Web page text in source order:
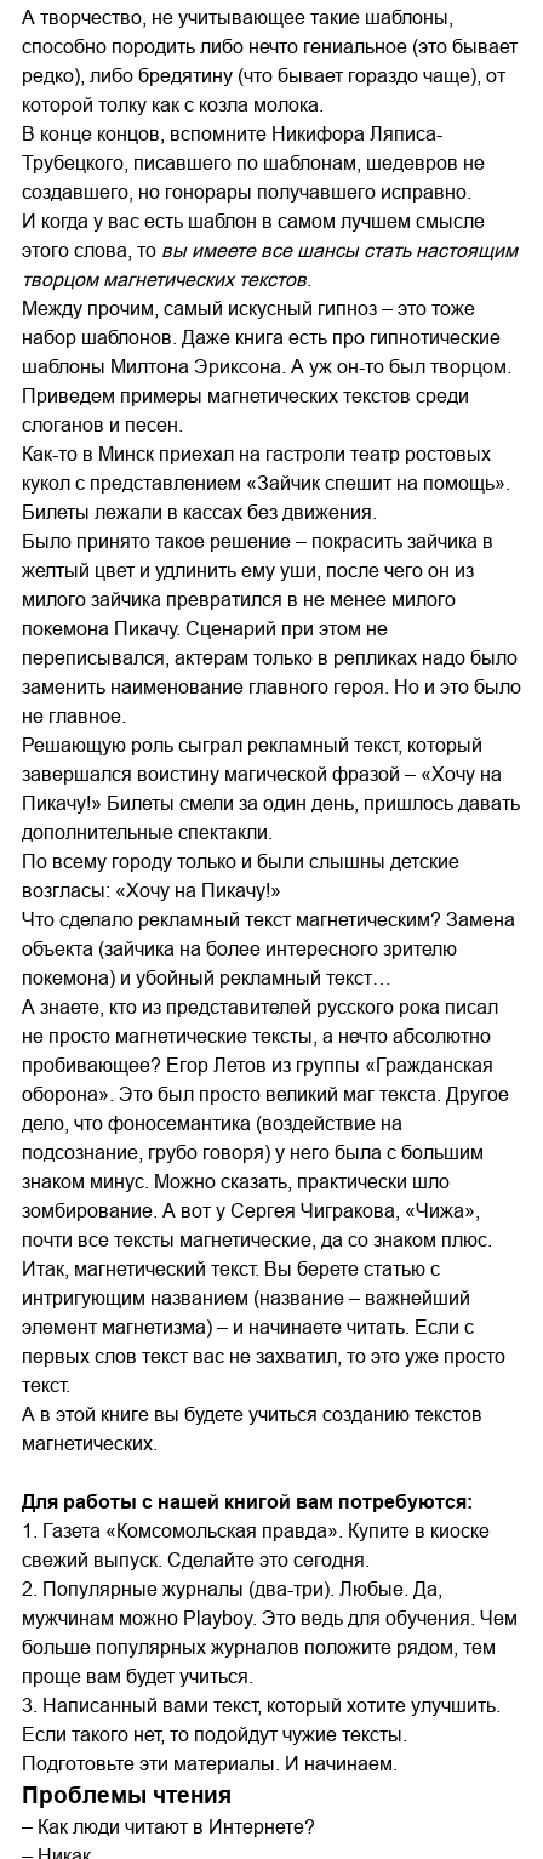
А творчество, не учитывающее такие шаблоны,
способно породить либо нечто гениальное (это бывает
редко), либо бредятину (что бывает гораздо чаще), от
которой толку как с козла молока.
В конце концов, вспомните Никифора Ляписа-
Трубецкого, писавшего по шаблонам, шедевров не
создавшего, но гонорары получавшего исправно.
И когда у вас есть шаблон в самом лучшем смысле
этого слова, то вы имеете все шансы стать настоящим
творцом магнетических текстов
Между прочим, самый искусный гипноз – это тоже
набор шаблонов. Даже книга есть про гипнотические
шаблоны Милтона Эриксона. А уж он-то был творцом.
Приведем примеры магнетических текстов среди
слоганов и песен.
Как-то в Минск приехал на гастроли театр ростовых
кукол с представлением «Зайчик спешит на помощь».
Билеты лежали в кассах без движения.
Было принято такое решение – покрасить зайчика в
желтый цвет и удлинить ему уши, после чего он из
милого зайчика превратился в не менее милого
покемона Пикачу. Сценарий при этом не
переписывался, актерам только в репликах надо было
заменить наименование главного героя. Но и это было
не главное.
Решающую роль сыграл рекламный текст, который
завершался воистину магической фразой – «Хочу на
Пикачу!» Билеты смели за один день, пришлось давать
дополнительные спектакли.
По всему городу только и были слышны детские
возгласы: «Хочу на Пикачу!»
Что сделало рекламный текст магнетическим? Замена
объекта (зайчика на более интересного зрителю
покемона) и убойный рекламный текст…
А знаете, кто из представителей русского рока писал
не просто магнетические тексты, а нечто абсолютно
пробивающее? Егор Летов из группы «Гражданская
оборона». Это был просто великий маг текста. Другое
дело, что фоносемантика (воздействие на
подсознание, грубо говоря) у него была с большим
знаком минус. Можно сказать, практически шло
зомбирование. А вот у Сергея Чигракова, «Чижа»,
почти все тексты магнетические, да со знаком плюс.
Итак, магнетический текст. Вы берете статью с
интригующим названием (название – важнейший
элемент магнетизма) – и начинаете читать. Если с
первых слов текст вас не захватил, то это уже просто
текст.
А в этой книге вы будете учиться созданию текстов
магнетических.
Для работы с нашей книгой вам потребуются:
1. Газета «Комсомольская правда». Купите в киоске
свежий выпуск. Сделайте это сегодня.
2. Популярные журналы (два-три). Любые. Да,
мужчинам можно Playboy. Это ведь для обучения. Чем
больше популярных журналов положите рядом, тем
проще вам будет учиться.
3. Написанный вами текст, который хотите улучшить.
Если такого нет, то подойдут чужие тексты.
Подготовьте эти материалы. И начинаем.
Проблемы чтения
– Как люди читают в Интернете?